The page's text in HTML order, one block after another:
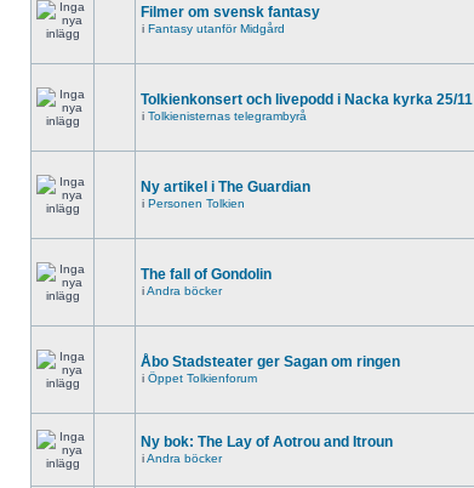
Filmer om svensk fantasy
i Fantasy utanför Midgård
Tolkienkonsert och livepodd i Nacka kyrka 25/11
i Tolkienisternas telegrambyrå
Ny artikel i The Guardian
i Personen Tolkien
The fall of Gondolin
iAndra böcker
Åbo Stadsteater ger Sagan om ringen
i Öppet Tolkienforum
Ny bok: The Lay of Aotrou and Itroun
iAndra böcker